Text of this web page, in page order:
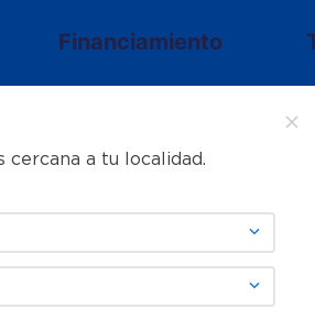
Financiamiento
cercana a tu localidad.